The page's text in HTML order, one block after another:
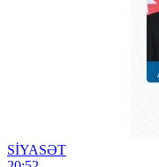
SİYASƏT